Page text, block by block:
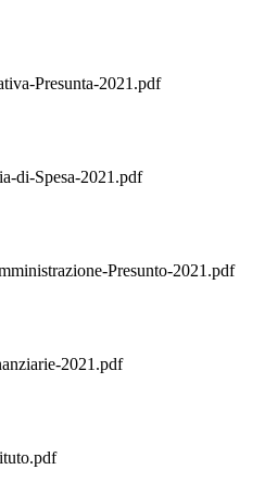
Presunta-2021.pdf
di-Spesa-2021.pdf
Presunto-2021.pdf
2021.pdf